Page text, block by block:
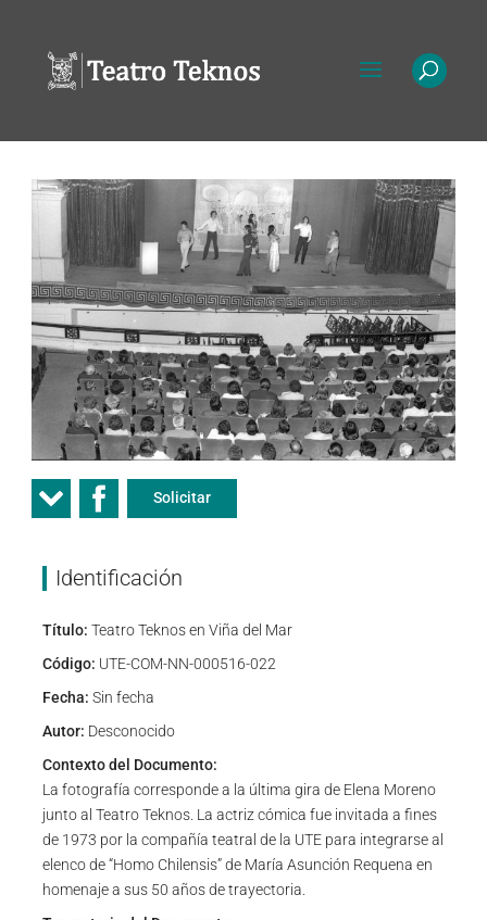
Solicitar
Identificación
Título: Teatro Teknos en Viña del Mar
Código: UTE-COM-NN-000516-022
Fecha: Sin fecha
Autor: Desconocido
Contexto del Documento:
La fotografía corresponde a la última gira de Elena Moreno
junto al Teatro Teknos. La actriz cómica fue invitada a fines
de 1973 por la compañía teatral de la UTE para integrarse al
elenco de “Homo Chilensis” de María Asunción Requena en
homenaje a sus 50 años de trayectoria.